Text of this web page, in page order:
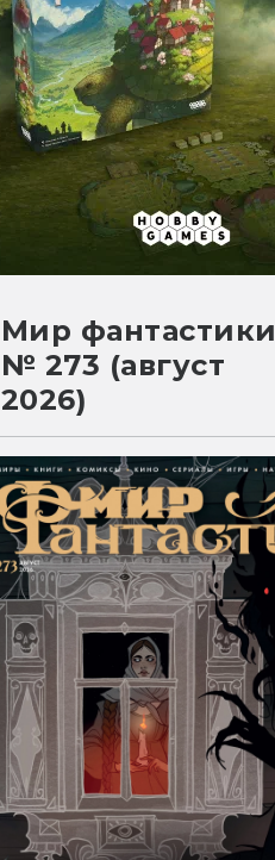
Мир фантастики
№ 273 (август
2026)